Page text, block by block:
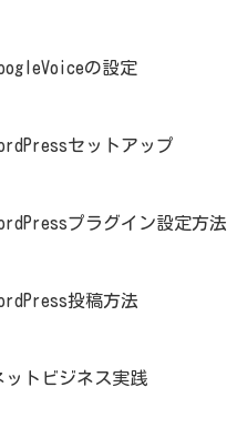
の設定
セットアップ
プラグイン設定方法
投稿方法
ットビジネス実践